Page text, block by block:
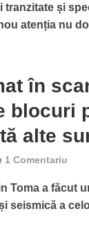
tranzitate și
atenția nu
în
blocuri
alte
1 Comentariu
Toma a făcut
seismică a